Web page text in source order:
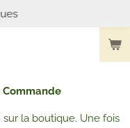
Commande
la boutique. Une fois